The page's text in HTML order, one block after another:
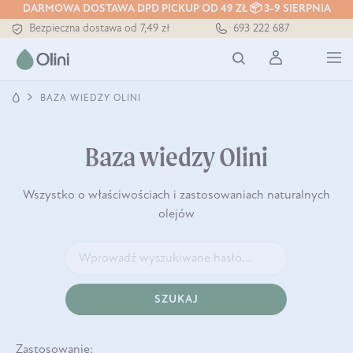
DARMOWA DOSTAWA DPD PICKUP OD 49 ZŁ 📦 3-9 SIERPNIA
Tłoczony zawsze na zimno
Bezpieczna dostawa od 7,49 zł
Darmowa dostawa od 199 zł
Tłoczony zawsze na zimno
693 222 687
BAZA WIEDZY OLINI
Baza wiedzy Olini
Wszystko o właściwościach i zastosowaniach naturalnych
olejów
SZUKAJ
Zastosowanie: